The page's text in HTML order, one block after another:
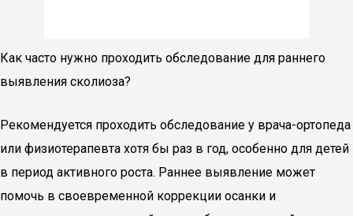
Как часто нужно проходить обследование для раннего
выявления сколиоза?
Рекомендуется проходить обследование у врача-ортопеда
или физиотерапевта хотя бы раз в год, особенно для детей
в период активного роста. Раннее выявление может
помочь в своевременной коррекции осанки и